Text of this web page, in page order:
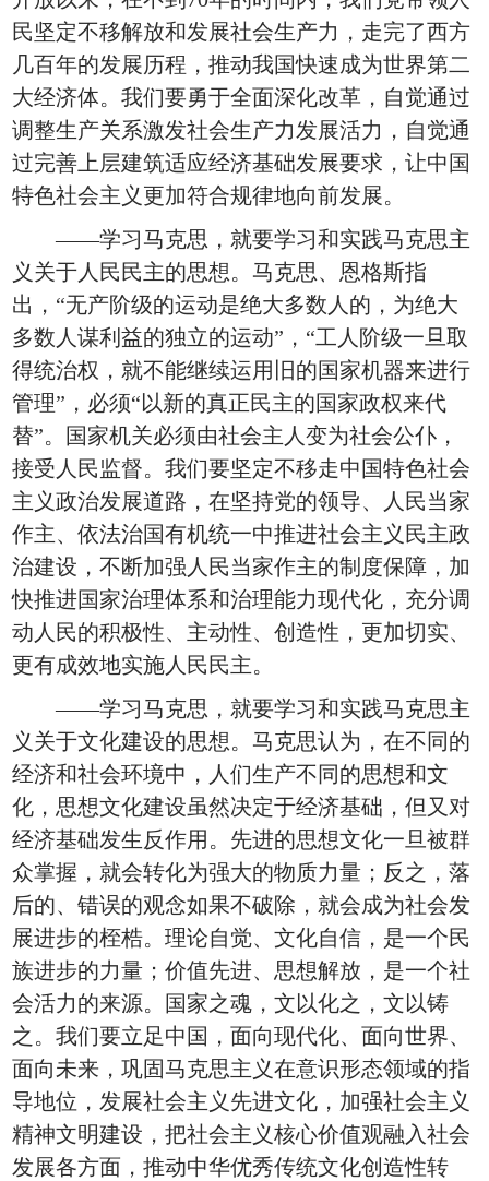
民坚定不移解放和发展社会生产力，走完了西方
几百年的发展历程，推动我国快速成为世界第二
大经济体。我们要勇于全面深化改革，自觉通过
调整生产关系激发社会生产力发展活力，自觉通
过完善上层建筑适应经济基础发展要求，让中国
特色社会主义更加符合规律地向前发展。
——学习马克思，就要学习和实践马克思主
义关于人民民主的思想。马克思、恩格斯指
出，“无产阶级的运动是绝大多数人的，为绝大
多数人谋利益的独立的运动”，“工人阶级一旦取
得统治权，就不能继续运用旧的国家机器来进行
管理”，必须“以新的真正民主的国家政权来代
替”。国家机关必须由社会主人变为社会公仆，
接受人民监督。我们要坚定不移走中国特色社会
主义政治发展道路，在坚持党的领导、人民当家
作主、依法治国有机统一中推进社会主义民主政
治建设，不断加强人民当家作主的制度保障，加
快推进国家治理体系和治理能力现代化，充分调
动人民的积极性、主动性、创造性，更加切实、
更有成效地实施人民民主。
——学习马克思，就要学习和实践马克思主
义关于文化建设的思想。马克思认为，在不同的
经济和社会环境中，人们生产不同的思想和文
化，思想文化建设虽然决定于经济基础，但又对
经济基础发生反作用。先进的思想文化一旦被群
众掌握，就会转化为强大的物质力量；反之，落
后的、错误的观念如果不破除，就会成为社会发
展进步的桎梏。理论自觉、文化自信，是一个民
族进步的力量；价值先进、思想解放，是一个社
会活力的来源。国家之魂，文以化之，文以铸
之。我们要立足中国，面向现代化、面向世界、
面向未来，巩固马克思主义在意识形态领域的指
导地位，发展社会主义先进文化，加强社会主义
精神文明建设，把社会主义核心价值观融入社会
发展各方面，推动中华优秀传统文化创造性转